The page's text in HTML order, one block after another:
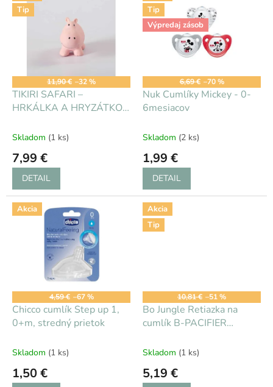
p
d
Tip
11,90 € –32 %
TIKIRI SAFARI –
HRKÁLKA A HRYZÁTKO Z
Hrošík
Skladom (1 ks)
7,99 €
DETAIL
Tip
Výpredaj zásob
6,69 € –70 %
Nuk Cumlíky Mickey - 0-
6mesiacov
Skladom (2 ks)
1,99 €
DETAIL
Akcia
4,59 € –67 %
Chicco cumlík Step up 1,
0+m, stredný prietok
Skladom (1 ks)
1,50 €
Akcia
Tip
10,81 € –51 %
Bo Jungle Retiazka na
cumlík B-PACIFIER
Skladom (1 ks)
5,19 €